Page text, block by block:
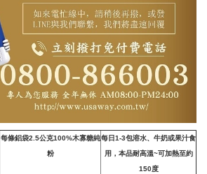
每條鋁袋2.5公克100%木寡糖純
粉
每日1-3包溶水、牛奶或果汁食
用，本品耐高溫~可加熱至約
150度